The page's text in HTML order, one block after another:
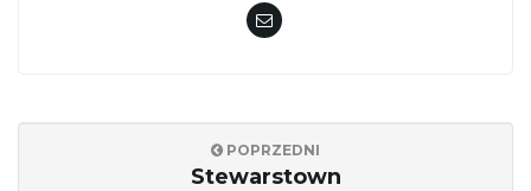
POPRZEDNI
Stewarstown